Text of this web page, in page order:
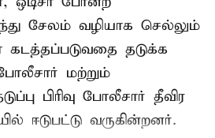
சேலம் வழியாக செல்லும்
கடத்தப்படுவதை தடுக்க
மற்றும்
பிரிவு போலீசார் தீவிர
ஈடுபட்டு வருகின்றனர்.